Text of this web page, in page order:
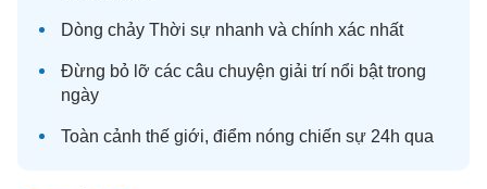
Dòng chảy Thời sự nhanh và chính xác nhất
Đừng bỏ lỡ các câu chuyện giải trí nổi bật trong
ngày
Toàn cảnh thế giới, điểm nóng chiến sự 24h qua